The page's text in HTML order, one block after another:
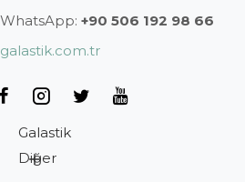
WhatsApp: +90 506 192 98 66
galastik.com.tr
Galastik
Diğer